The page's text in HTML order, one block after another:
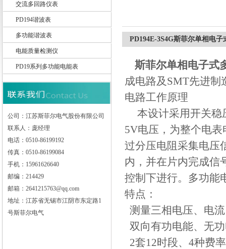
江苏斯菲尔电气股份有限公司
交流多回路仪表
PD194谐波表
多功能谐波表
电能质量检测仪
PD19系列多功能电能表
公司：江苏斯菲尔电气股份有限公司
联系人：庞经理
电话：0510-86199192
传真：0510-86199084
手机：15961626640
邮编：214429
邮箱：2641215763@qq.com
地址：江苏省无锡市江阴市东定路1
号斯菲尔电气
PD194E-3S4G斯菲尔单相电
斯菲尔单相电子式
成电路及SMT先进制
电路工作原理
本设计采用开关稳
5V电压，为整个电
过分压电阻采集电压
内，并在片内完成信
控制下进行。多功能
特点：
测量三相电压、电
双向有功电能、无
2套12时段、4种费